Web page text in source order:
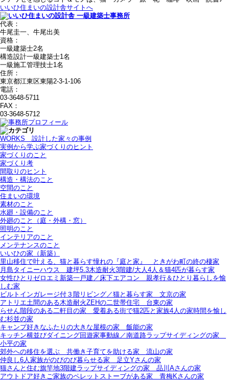
いいひ住まいの設計舎サイトへ
代表：
牛尾圭一、牛尾出美
資格：
一級建築士2名
構造設計一級建築士1名
一級施工管理技士1名
住所：
東京都江東区東陽2-3-1-106
電話：
03-3648-5711
FAX：
03-3648-5712
WORKS＿設計した家々の事例
実例から学ぶ家づくりのヒント
家づくりのこと
家づくり考
間取りのヒント
構造・構法のこと
空間のこと
住まいの環境
素材のこと
水廻・設備のこと
外廻のこと（庭・外構・窓）
照明のこと
インテリアのこと
メンテナンスのこと
いいひの家（新築）
里山移住で叶える、猫と暮らす憧れの『庭と家』＿ときがわ町の終の棲家
月島タイニーハウス＿建坪5.3木造耐火3階建/大人4人＆猫4匹が暮らす家
女性ひとりゼロエミ新築一戸建／床下エアコン＿親孝行＆ひとり暮らしを愉
しむ家
ビルトインガレージ付３階リビング／猫と暮らす家＿文京の家
アトリエ土間のある木造耐火ZEHの二世帯住宅＿台東の家
らせん階段のある二軒目の家＿愛着ある街で猫2匹と家族4人の家時間を愉し
む杉並の家
キャンプ好きなふたりの大きな屋根の家＿飯能の家
キッチン横並びダイニング回遊家事動線／南道路ラップサイディングの家＿
小平の家
郊外への移住を選ぶ＿共働き子育てを助ける家＿流山の家
仲良し6人家族がのびのび暮らせる家＿足立Yさんの家
猫さんと住む旗竿地3階建ラップサイディングの家＿品川Aさんの家
アウトドア好きご家族のペレットストーブがある家＿青梅Kさんの家